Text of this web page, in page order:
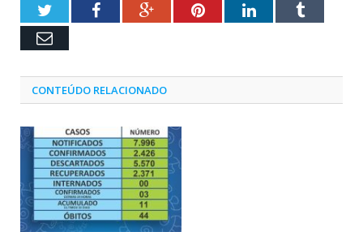
TwitterFacebookGoogle+PinterestLinkedInTumblr
Email
CONTEÚDO RELACIONADO